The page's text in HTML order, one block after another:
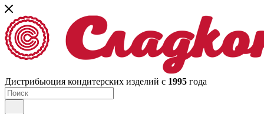
Дистрибьюция кондитерских изделий с 1995 года